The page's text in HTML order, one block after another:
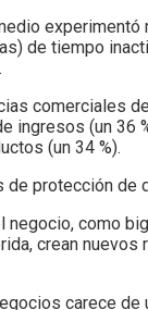
experimentó
de tiempo
comerciales
ingresos (un 36
(un 34 %).
de protección de
negocio, como
crean nuevos
carece de